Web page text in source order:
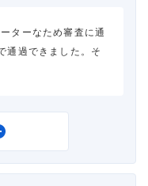
ターなため審査に通
通過できました。そ
フル